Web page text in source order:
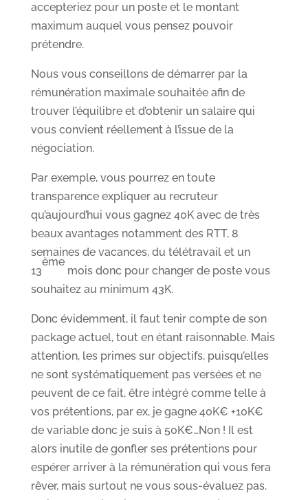
accepteriez pour un poste et le montant
maximum auquel vous pensez pouvoir
prétendre.
Nous vous conseillons de démarrer par la
rémunération maximale souhaitée afin de
trouver l’équilibre et d’obtenir un salaire qui
vous convient réellement à l’issue de la
négociation.
Par exemple, vous pourrez en toute
transparence expliquer au recruteur
qu’aujourd’hui vous gagnez 40K avec de très
beaux avantages notamment des RTT, 8
semaines de vacances, du télétravail et un
13
ème
mois donc pour changer de poste vous
souhaitez au minimum 43K.
Donc évidemment, il faut tenir compte de son
package actuel, tout en étant raisonnable. Mais
attention, les primes sur objectifs, puisqu’elles
ne sont systématiquement pas versées et ne
peuvent de ce fait, être intégré comme telle à
vos prétentions, par ex, je gagne 40K€ +10K€
de variable donc je suis à 50K€…Non ! Il est
alors inutile de gonfler ses prétentions pour
espérer arriver à la rémunération qui vous fera
rêver, mais surtout ne vous sous-évaluez pas.